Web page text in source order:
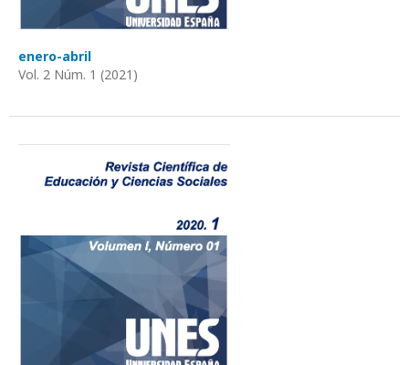
enero-abril
Vol. 2 Núm. 1 (2021)